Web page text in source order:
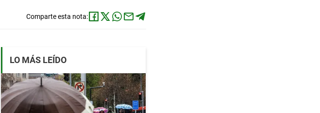
Comparte esta nota:
LO MÁS LEÍDO